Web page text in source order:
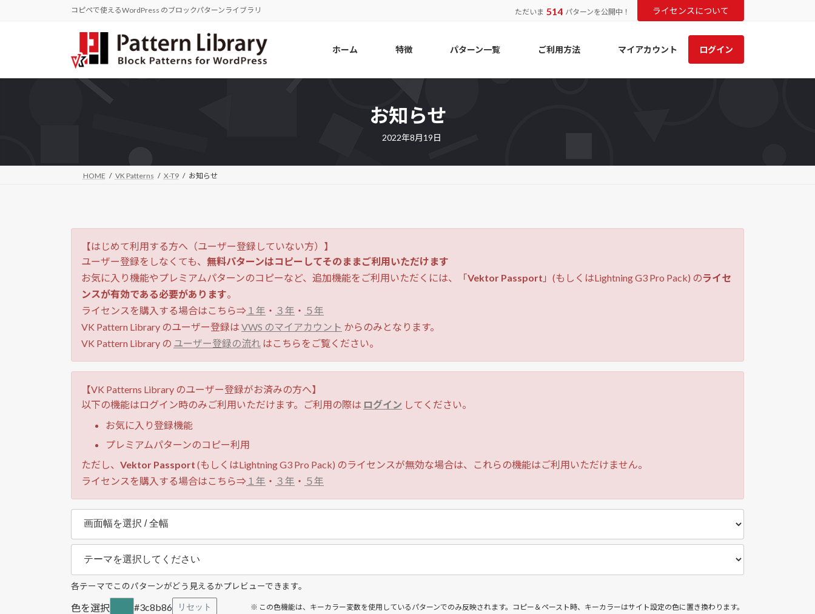
へ
ョ
コピペで使えるWordPress のブロックパターンライブラリ ただいま 514 パターンを公開中！ ライセンスについて
ホーム 特徴 パターン一覧 ご利用方法 マイアカウント ログイン
お知らせ
2022年8月19日
HOME VK Patterns X-T9 お知らせ
【はじめて利用する方へ（ユーザー登録していない方）】
ユーザー登録をしなくても、 無料パターンはコピーしてそのままご利用いただけます
お気に入り機能やプレミアムパターンのコピーなど、追加機能をご利用いただくには、「Vektor Passport 」(もしくはLightning G3 Pro Pack) のライセ
ンスが有効である必要があります。
ライセンスを購入する場合はこちら⇒ １年 ・ ３年 ・ ５年
VK Pattern Library のユーザー登録は VWS のマイアカウント からのみとなります。
VK Pattern Library の ユーザー登録の流れ はこちらをご覧ください。
【VK Patterns Library のユーザー登録がお済みの方へ】
以下の機能はログイン時のみご利用いただけます。ご利用の際は ログイン してください。
お気に入り登録機能
プレミアムパターンのコピー利用
ただし、 Vektor Passport (もしくはLightning G3 Pro Pack) のライセンスが無効な場合は、これらの機能はご利用いただけません。
ライセンスを購入する場合はこちら⇒ １年 ・ ３年 ・ ５年
各テーマでこのパターンがどう見えるかプレビューできます。
色を選択 #3c8b86 リセット ※ この色機能は、キーカラー変数を使用しているパターンでのみ反映されます。コピー＆ペースト時、キーカラーはサイト設定の色に置き換わります。